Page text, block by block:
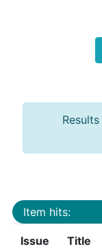
Item hits:
Issue
Title